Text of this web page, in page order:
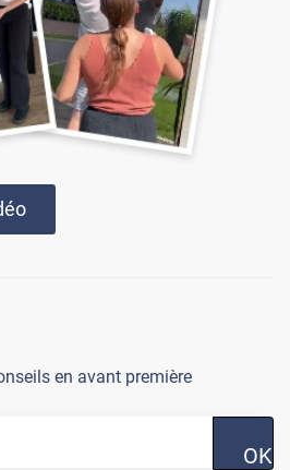
en avant première
OK